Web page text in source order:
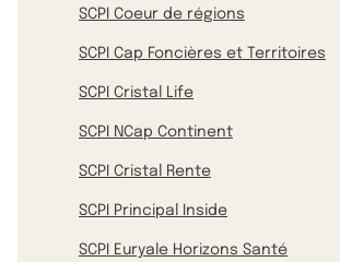
SCPI Coeur de régions
SCPI Cap Foncières et Territoires
SCPI Cristal Life
SCPI NCap Continent
SCPI Cristal Rente
SCPI Principal Inside
SCPI Euryale Horizons Santé